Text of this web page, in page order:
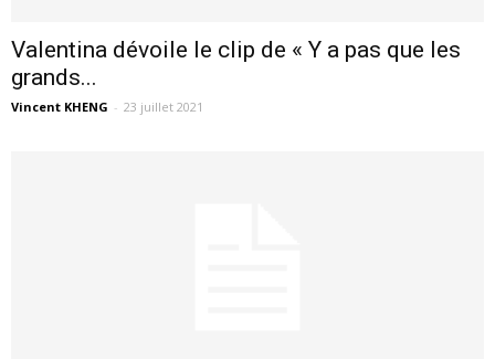
Valentina dévoile le clip de « Y a pas que les
grands...
Vincent KHENG - 23 juillet 2021